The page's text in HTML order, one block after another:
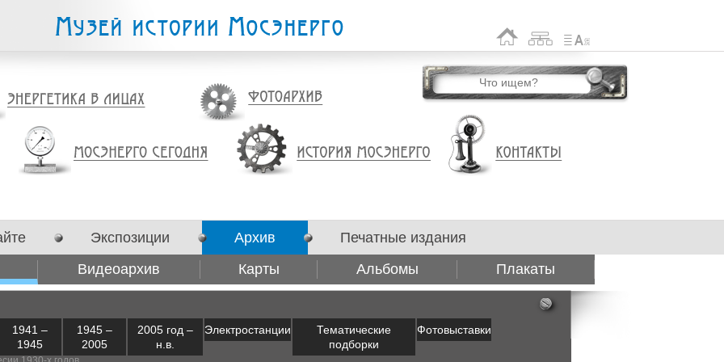
Экспозиции
Архив
Видеоархив Карты Альбомы Плакаты
Печатные издания
1941 –
1945
1945 –
2005
2005 год –
н.в.
Электростанции
Тематические
подборки
Фотовыставки